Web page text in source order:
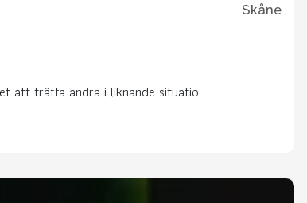
Skåne
att träffa andra i liknande situatio...